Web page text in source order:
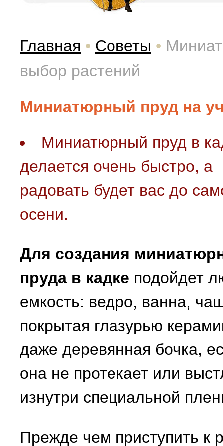
Главная • Советы •
выбор растений
Миниатюрный пруд на
Миниатюрный пруд в
делается очень быстро, а
радовать будет вас до
осени.
Для создания
пруда в кадке подойдет
емкость: ведро, ванна,
покрытая глазурью
даже деревянная бочка,
она не протекает или
изнутри специальной
Прежде чем приступить к